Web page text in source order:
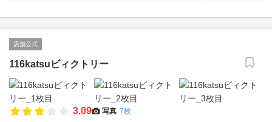
店舗公式
116katsuビィクトリー
3.09 写真 7枚